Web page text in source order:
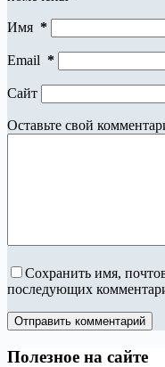
Имя *
Email *
Сайт
Оставьте свой
Сохранить имя,
последующих
Отправить комментарий
Полезное на сайте